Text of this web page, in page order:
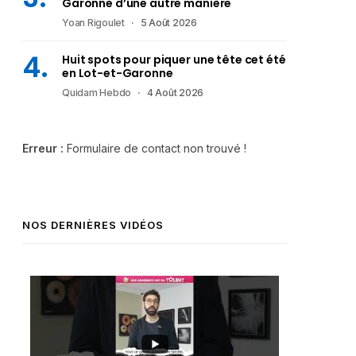
Garonne d’une autre manière
Yoan Rigoulet 5 Août 2026
Huit spots pour piquer une tête cet été
en Lot-et-Garonne
Quidam Hebdo 4 Août 2026
Erreur : Formulaire de contact non trouvé !
NOS DERNIÈRES VIDÉOS